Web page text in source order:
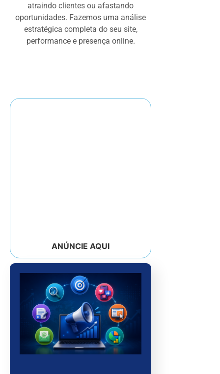
atraindo clientes ou afastando
oportunidades. Fazemos uma análise
estratégica completa do seu site,
performance e presença online.
ANÚNCIE AQUI